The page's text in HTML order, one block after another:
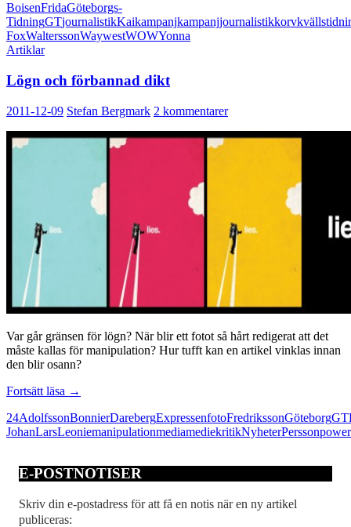
goa
gubbar
BoisenFridaGöteborgs-
TidningGTjournalistikKaikampanjkampanjjournalistikkorv
FoxWalterssonWaywestWOWYonna
Artiklar
Lögn och förbannad dikt
2011-12-09 Stefan Bergmark 2 kommentarer
Var går gränsen för lögn? När blir ett fotot så hårt redigerat att det
måste kallas för manipulation? Hur tufft kan en artikel vinklas innan
den blir osann?
Fortsätt läsa Lögn
förbannad
dikt
→
24AdolfssonBonnierDarebergExpressenfotoFredrikssonGöteborgGT
JohanLarsLeoniemanipulationmediamediekritikNyheterPersson
E-POSTNOTISER
Skriv din e-postadress för att få en notis när en ny artikel
publiceras: